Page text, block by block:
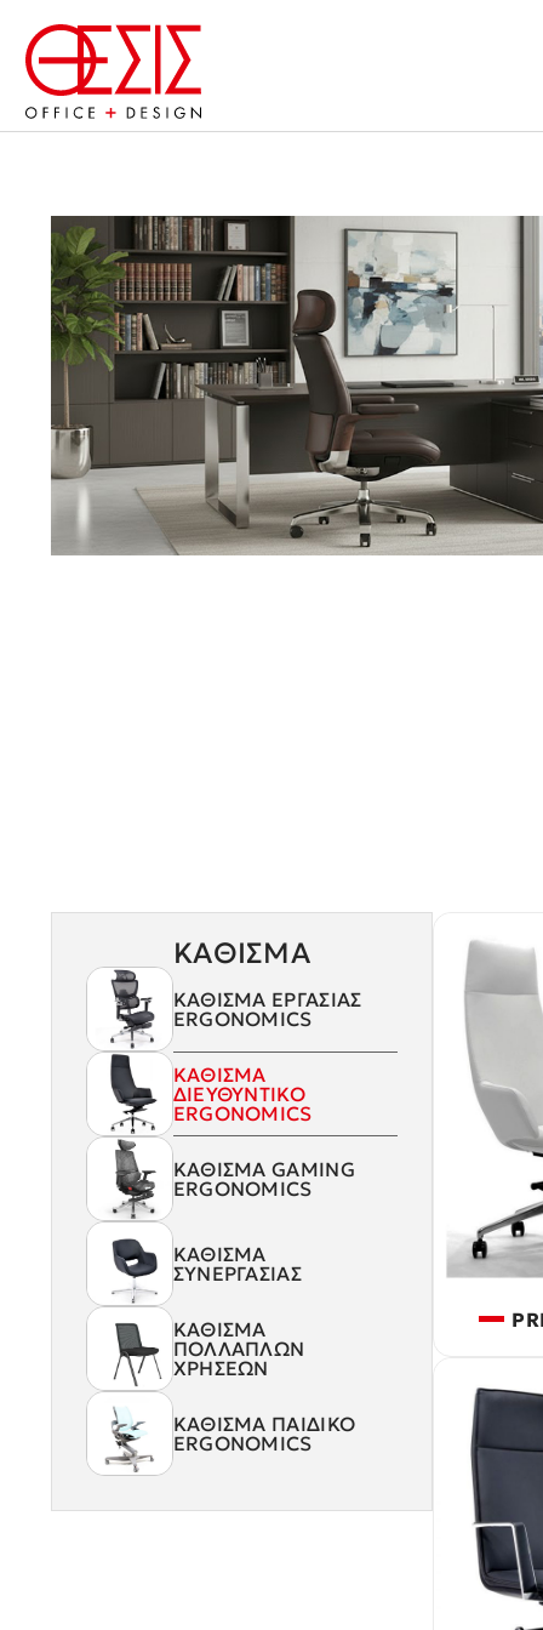
ΑΡΧΙΚΗ
ΣΧΕΤΙΚΑ ΜΕ
ΕΜΑΣ
ΠΡΟΪΟΝΤΑ
ΚΑΘΙΣΜΑ
ΚΑΘΙΣΜΑ ΕΡΓΑΣΙΑΣ
ERGONOMICS
ΚΑΘΙΣΜΑ
ΔΙΕΥΘΥΝΤΙΚΟ
ERGONOMICS
ΚΑΘΙΣΜΑ GAMING
ERGONOMICS
ΚΑΘΙΣΜΑ
ΣΥΝΕΡΓΑΣΙΑΣ
ΚΑΘΙΣΜΑ
ΠΟΛΛΑΠΛΩΝ
ΧΡΗΣΕΩΝ
ΚΑΘΙΣΜΑ ΠΑΙΔΙΚΟ
ERGONOMICS